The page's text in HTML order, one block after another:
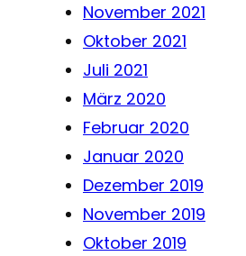
November 2021
Oktober 2021
Juli 2021
März 2020
Februar 2020
Januar 2020
Dezember 2019
November 2019
Oktober 2019